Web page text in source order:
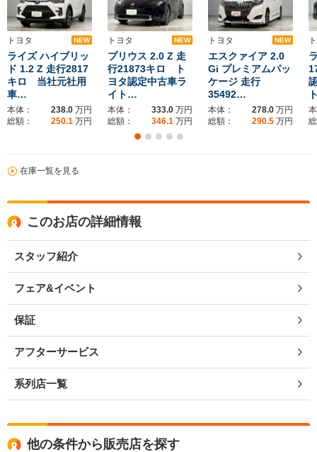
トヨタ NEW
ライズ ハイブリッ
ド 1.2 Z 走行2817
キロ 当社元社用
車…
本体： 238.0 万円
総額：
250.1 万円
トヨタ NEW
プリウス 2.0 Z 走
行21873キロ ト
ヨタ認定中古車ラ
イト…
本体： 333.0 万円
総額：
346.1 万円
トヨタ NEW
エスクァイア 2.0
Gi プレミアムパッ
ケージ 走行
35492…
本体： 278.0 万円
総額：
290.5 万円
在庫一覧を見る
このお店の詳細情報
スタッフ紹介
フェア&イベント
保証
アフターサービス
系列店一覧
他の条件から販売店を探す